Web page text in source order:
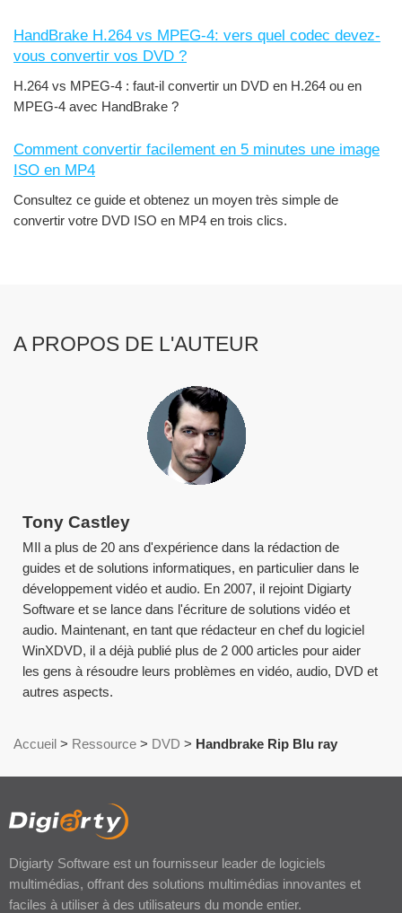
HandBrake H.264 vs MPEG-4: vers quel codec devez-
vous convertir vos DVD ?
H.264 vs MPEG-4 : faut-il convertir un DVD en H.264 ou en
MPEG-4 avec HandBrake ?
Comment convertir facilement en 5 minutes une image
ISO en MP4
Consultez ce guide et obtenez un moyen très simple de
convertir votre DVD ISO en MP4 en trois clics.
A PROPOS DE L'AUTEUR
Tony Castley
MIl a plus de 20 ans d'expérience dans la rédaction de
guides et de solutions informatiques, en particulier dans le
développement vidéo et audio. En 2007, il rejoint Digiarty
Software et se lance dans l'écriture de solutions vidéo et
audio. Maintenant, en tant que rédacteur en chef du logiciel
WinXDVD, il a déjà publié plus de 2 000 articles pour aider
les gens à résoudre leurs problèmes en vidéo, audio, DVD et
autres aspects.
Accueil > Ressource > DVD > Handbrake Rip Blu ray
Digiarty Software est un fournisseur leader de logiciels
multimédias, offrant des solutions multimédias innovantes et
faciles à utiliser à des utilisateurs du monde entier.